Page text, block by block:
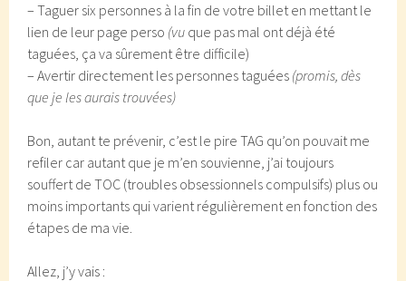
– Taguer six personnes à la fin de votre billet en mettant le
lien de leur page perso (vu que pas mal ont déjà été
taguées, ça va sûrement être difficile)
– Avertir directement les personnes taguées (promis, dès
que je les aurais trouvées)
Bon, autant te prévenir, c’est le pire TAG qu’on pouvait me
refiler car autant que je m’en souvienne, j’ai toujours
souffert de TOC (troubles obsessionnels compulsifs) plus ou
moins importants qui varient régulièrement en fonction des
étapes de ma vie.
Allez, j’y vais :